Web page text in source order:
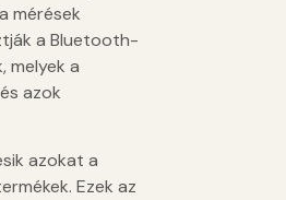
mérések
a Bluetooth-
melyek a
azok
azokat a
Ezek az